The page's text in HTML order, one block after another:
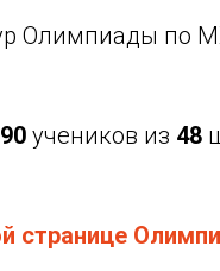
Олимпиады по
учеников из 48
странице